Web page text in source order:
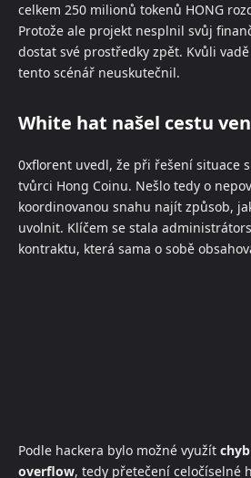
celkem 250 milionů tokenů HONG
Protože ale projekt nesplnil svůj
dostat své prostředky zpět. Kvůli
tento scénář neuskutečnil.
White hat našel cestu ven
0xflorent uvedl, že při řešení situace
tvůrci Hong Coinu. Nešlo tedy o
koordinovanou snahu najít způsob,
uvolnit. Klíčem se stala
kontraktu, která sama o sobě
Podle hackera bylo možné využít
overflow, tedy přetečení celočíselné